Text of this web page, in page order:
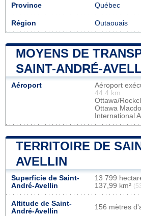
Province Québec
Région Outaouais
MOYENS DE
SAINT-ANDRÉ-
Aéroport
Aéroport
44.4 km
Ottawa/
Ottawa
International
TERRITOIRE DE
AVELLIN
Superficie de Saint-
André-Avellin
13 799
137,99 km²
Altitude de Saint-
André-Avellin
156 mètres